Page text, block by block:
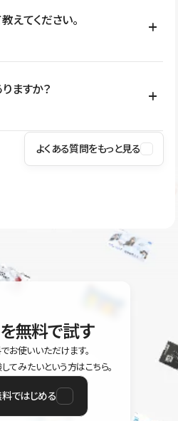
活用して更新範囲を設計しておく
状態で運用できます。 さらにコン
ずに更新作業を進めやすくなりま
えてください。
ビスを安全に利用できるよう、通信
ス管理、脆弱性対策など、複数の観
対応しており、悪質なスクリプトの
ますか？
ルプセンターでご確認いただけま
るコミュニティもご利用ください。
よくある質問をもっと見る
を無料で試す
お使いいただけます。
てみたいという方はこちら。
ではじめる